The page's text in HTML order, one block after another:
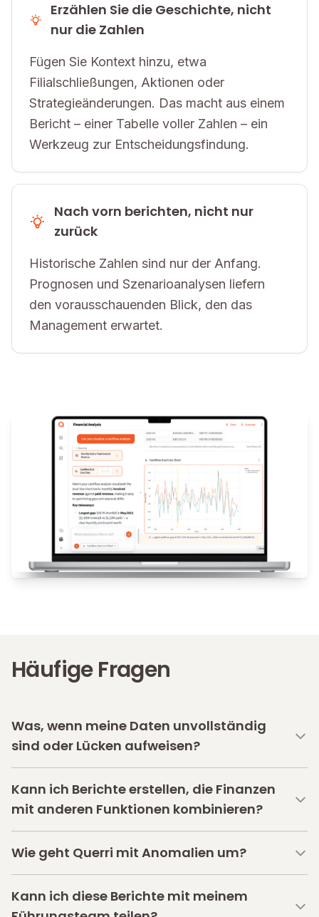
Erzählen Sie die Geschichte, nicht
nur die Zahlen
Fügen Sie Kontext hinzu, etwa
Filialschließungen, Aktionen oder
Strategieänderungen. Das macht aus einem
Bericht – einer Tabelle voller Zahlen – ein
Werkzeug zur Entscheidungsfindung.
Nach vorn berichten, nicht nur
zurück
Historische Zahlen sind nur der Anfang.
Prognosen und Szenarioanalysen liefern
den vorausschauenden Blick, den das
Management erwartet.
Häufige Fragen
Was, wenn meine Daten unvollständig
sind oder Lücken aufweisen?
Kann ich Berichte erstellen, die Finanzen
mit anderen Funktionen kombinieren?
Wie geht Querri mit Anomalien um?
Kann ich diese Berichte mit meinem